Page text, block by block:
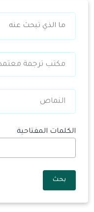
مكتب ترجمة
النماص
الكلمات المفتاحية
بحث